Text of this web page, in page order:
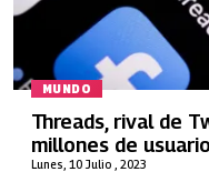
MUNDO
Lunes, 10 Julio , 2023
Threads, rival de
millones de